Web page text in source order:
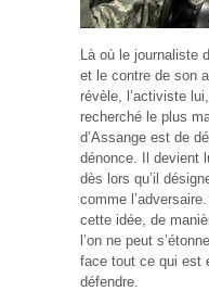
Là où le journaliste
et le contre de son
révèle, l’activiste
recherché le plus
d’Assange est de
dénonce. Il devient
dès lors qu’il
comme
cette idée, de
l’on ne peut
face tout ce qui est
défendre.